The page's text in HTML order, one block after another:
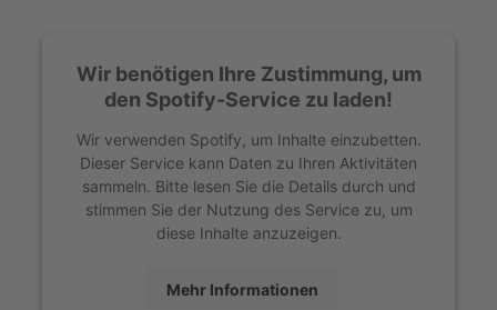
Wir benötigen Ihre Zustimmung, um
den Spotify-Service zu laden!
Wir verwenden Spotify, um Inhalte einzubetten.
Dieser Service kann Daten zu Ihren Aktivitäten
sammeln. Bitte lesen Sie die Details durch und
stimmen Sie der Nutzung des Service zu, um
diese Inhalte anzuzeigen.
Mehr Informationen